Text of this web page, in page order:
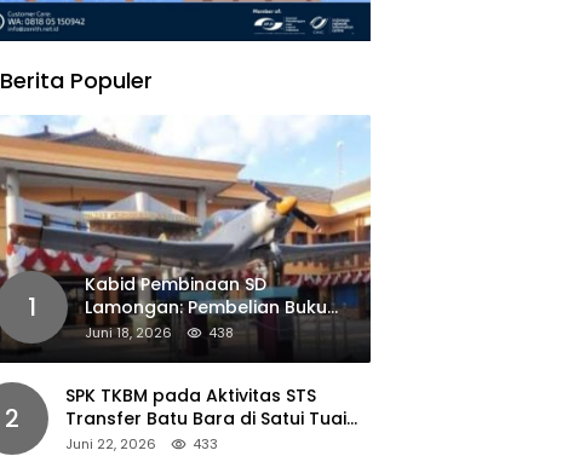
Berita Populer
1
Kabid Pembinaan SD
Lamongan: Pembelian Buku
Pendamping Tidak Boleh
Dipaksakan
Juni 18, 2026 438
2
SPK TKBM pada Aktivitas STS
Transfer Batu Bara di Satui Tuai
Sorotan
Juni 22, 2026 433